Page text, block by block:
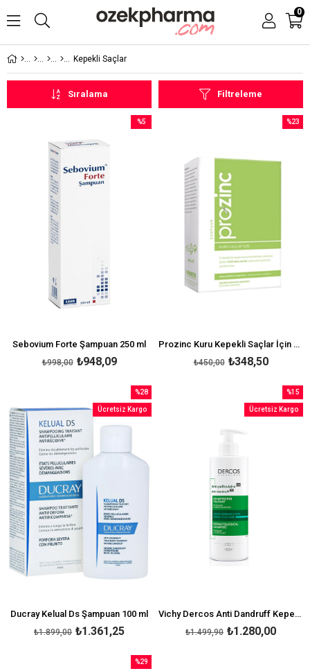
0
Kepekli Saçlar
Filtreleme
Sıralama
Sebovium Forte Şampuan 250 ml
₺948,09
₺998,00
%5
Prozinc Kuru Kepekli Saçlar İçin 300 ml
₺348,50
₺450,00
%23
Ducray Kelual Ds Şampuan 100 ml
₺1.361,25
₺1.899,00
%28
İndirim
Ücretsiz Kargo
Vichy Dercos Anti Dandruff Kepek Karşıtı Şampuan 390 ml - Normal ve Yağlı Saçlar
₺1.280,00
₺1.499,90
%15
İndirim
Ücretsiz Kargo
%29